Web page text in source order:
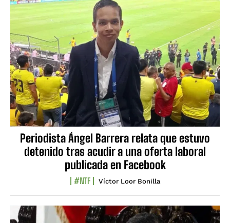
Periodista Ángel Barrera relata que estuvo
detenido tras acudir a una oferta laboral
publicada en Facebook
#NTF Víctor Loor Bonilla